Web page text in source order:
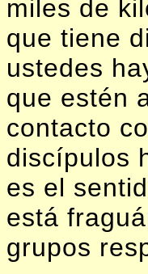
miles de
que tiene
ustedes
que estén
contacto
discípulos
es el
está
grupos